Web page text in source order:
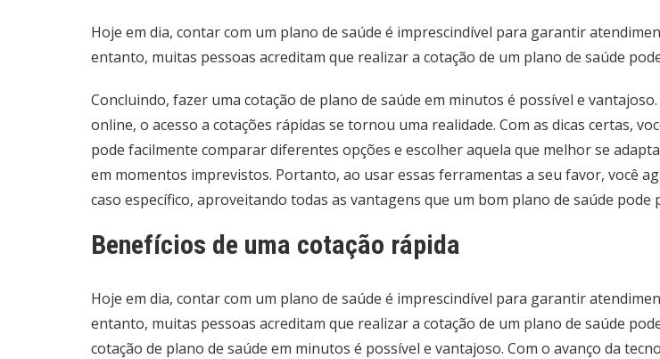
Hoje em dia, contar com um plano de saúde é imprescindível para garantir
entanto, muitas pessoas acreditam que realizar a cotação de um plano de saúde
Concluindo, fazer uma cotação de plano de saúde em minutos é possível e
online, o acesso a cotações rápidas se tornou uma realidade. Com as dicas certas,
pode facilmente comparar diferentes opções e escolher aquela que melhor se
em momentos imprevistos. Portanto, ao usar essas ferramentas a seu favor, você
caso específico, aproveitando todas as vantagens que um bom plano de saúde pode
Benefícios de uma cotação rápida
Hoje em dia, contar com um plano de saúde é imprescindível para garantir
entanto, muitas pessoas acreditam que realizar a cotação de um plano de saúde
cotação de plano de saúde em minutos é possível e vantajoso. Com o avanço da